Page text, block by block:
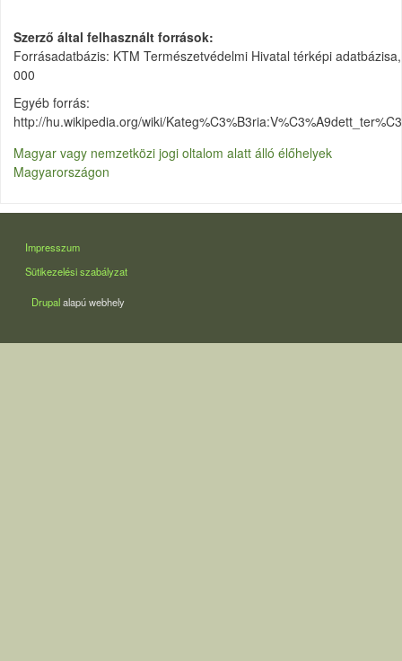
Szerző által felhasznált források
Forrásadatbázis: KTM Természetvédelmi Hivatal térképi
000
Egyéb forrás:
http://hu.wikipedia.org/wiki/
Magyar vagy nemzetközi jogi oltalom alatt álló élőhelyek
Magyarországon
LÁBLÉC
Impresszum
Sütikezelési szabályzat
Drupalalapú webhely